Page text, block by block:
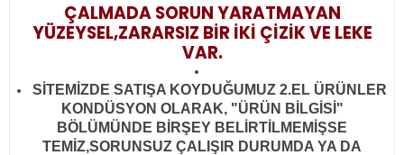
ÇALMADA SORUN YARATMAYAN
YÜZEYSEL,ZARARSIZ BİR İKİ ÇİZİK VE LEKE
VAR.
SİTEMİZDE SATIŞA KOYDUĞUMUZ 2.EL ÜRÜNLER
KONDÜSYON OLARAK, "ÜRÜN BİLGİSİ"
BÖLÜMÜNDE BİRŞEY BELİRTİLMEMİŞSE
TEMİZ,SORUNSUZ ÇALIŞIR DURUMDA YA DA